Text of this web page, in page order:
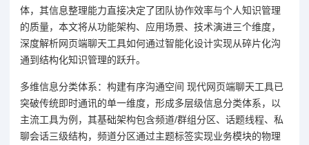
体，其信息整理能力直接决定了团队协作效率与个人知识管理
的质量，本文将从功能架构、应用场景、技术演进三个维度，
深度解析网页端聊天工具如何通过智能化设计实现从碎片化沟
通到结构化知识管理的跃升。
多维信息分类体系：构建有序沟通空间 现代网页端聊天工具已
突破传统即时通讯的单一维度，形成多层级信息分类体系，以
主流工具为例，其基础架构包含频道/群组分区、话题线程、私
聊会话三级结构，频道分区通过主题标签实现业务模块的物理